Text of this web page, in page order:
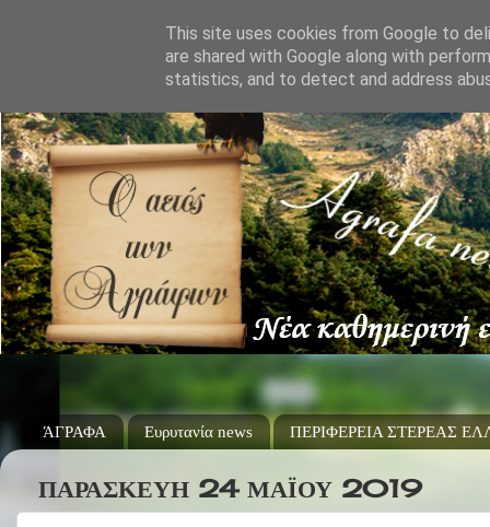
ΆΓΡΑΦΑ Ευρυτανία news ΠΕΡΙΦΕΡΕΙΑ ΣΤΕΡΕΑΣ
ΠΑΡΑΣΚΕΥΉ 24 ΜΑΪ́ΟΥ 2019
This site uses cookies from Google to
are shared with Google along with
statistics, and to detect and address